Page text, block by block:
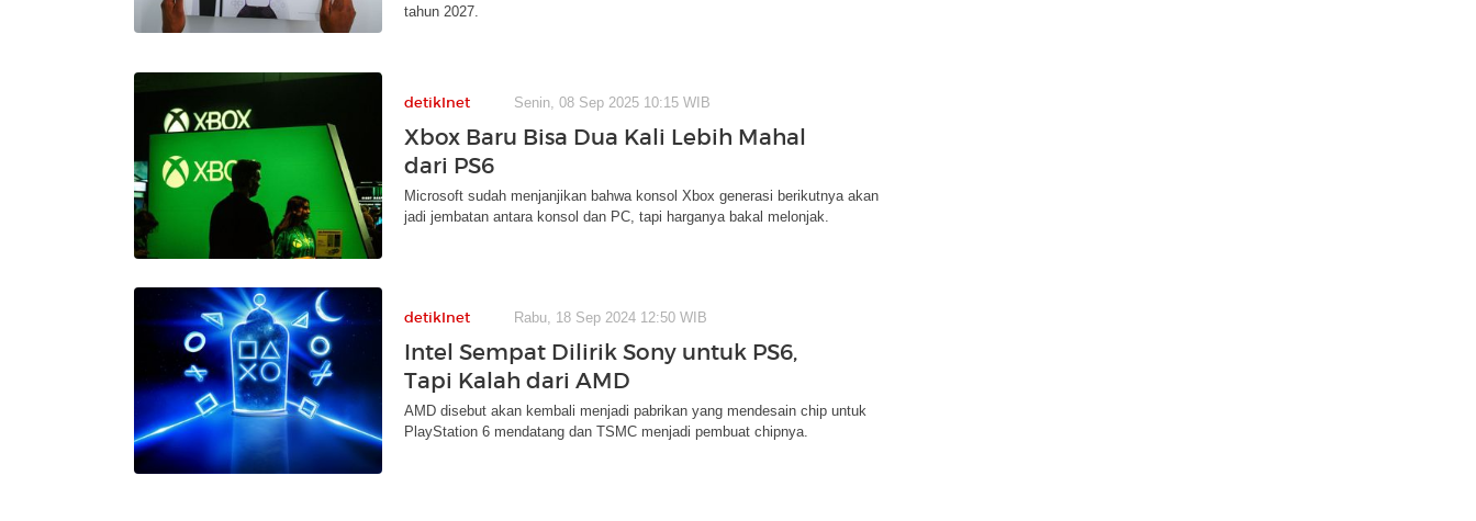
tahun 2027.
detikInet Senin, 08 Sep 2025 10:15 WIB
Xbox Baru Bisa Dua Kali Lebih Mahal
dari PS6
Microsoft sudah menjanjikan bahwa konsol Xbox generasi berikutnya akan
jadi jembatan antara konsol dan PC, tapi harganya bakal melonjak.
detikInet Rabu, 18 Sep 2024 12:50 WIB
Intel Sempat Dilirik Sony untuk PS6,
Tapi Kalah dari AMD
AMD disebut akan kembali menjadi pabrikan yang mendesain chip untuk
PlayStation 6 mendatang dan TSMC menjadi pembuat chipnya.